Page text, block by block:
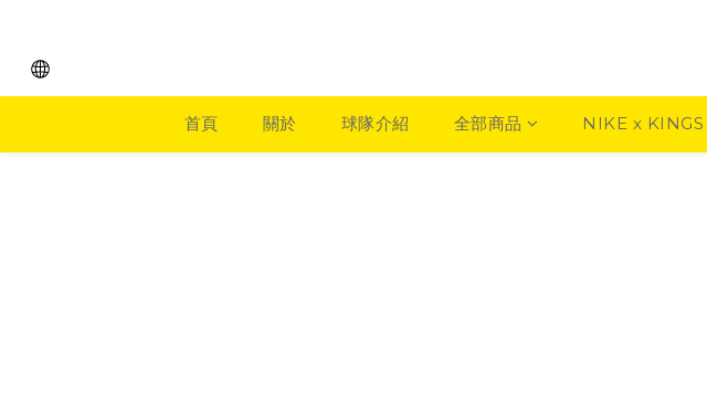
首頁 關於 球隊介紹 全部商品 NIKE x KINGS